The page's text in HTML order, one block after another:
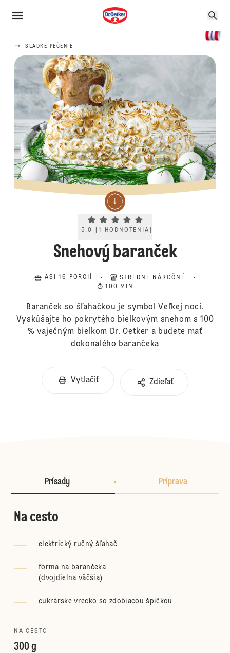
SLADKÉ PEČENIE
Current rating 5.0. Click to rate.
5.0 1 HODNOTENIA
Snehový baranček
ASI 16 PORCIÍ
STREDNE NÁROČNÉ
100 MIN
Baranček so šľahačkou je symbol Veľkej noci.
Vyskúšajte ho pokrytého bielkovým snehom s 100
% vaječným bielkom Dr. Oetker a budete mať
dokonalého barančeka
Vytlačiť Zdieľať
Prísady Príprava
Na cesto
elektrický ručný šľahač
forma na barančeka
(dvojdielna väčšia)
cukrárske vrecko so zdobiacou špičkou
NA CESTO
300 g